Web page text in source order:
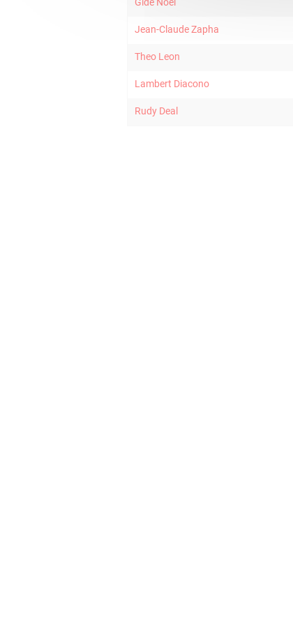
Jean-Claude Zapha
Theo Leon
Lambert Diacono
Rudy Deal